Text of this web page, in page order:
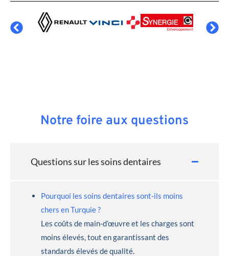
Notre foire aux questions
Questions sur les soins dentaires
Pourquoi les soins dentaires sont-ils moins
chers en Turquie ?
Les coûts de main-d’œuvre et les charges sont
moins élevés, tout en garantissant des
standards élevés de qualité.